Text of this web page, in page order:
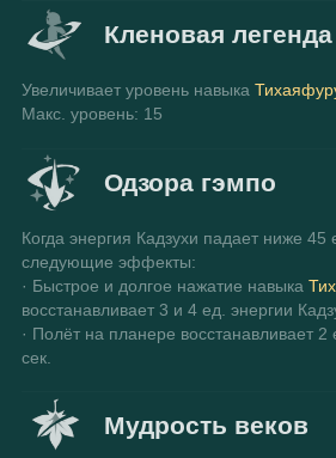
Кленовая легенда
Увеличивает уровень навыка
Макс. уровень: 15
Одзора гэмпо
Когда энергия Кадзухи падает ниже 45
следующие эффекты:
· Быстрое и долгое нажатие навыка
восстанавливает 3 и 4 ед. энергии
· Полёт на планере восстанавливает 2
сек.
Мудрость веков